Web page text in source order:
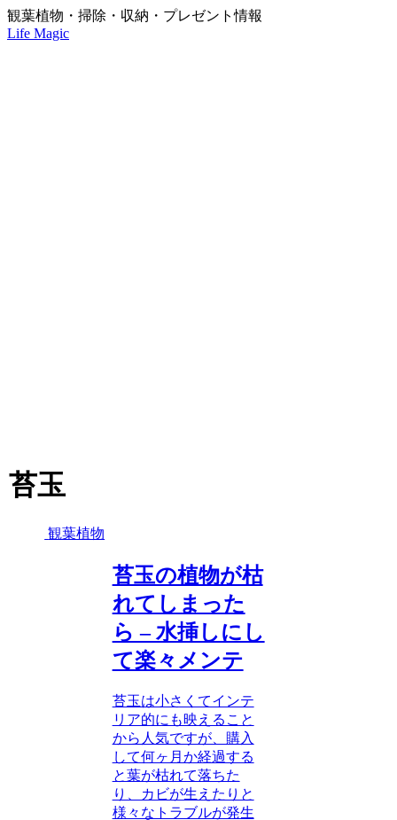
観葉植物・掃除・収納・プレゼント情報
Life Magic
苔玉
観葉植物
苔玉の植物が枯
れてしまった
ら – 水挿しにし
て楽々メンテ
苔玉は小さくてインテ
リア的にも映えること
から人気ですが、購入
して何ヶ月か経過する
と葉が枯れて落ちた
り、カビが生えたりと
様々なトラブルが発生